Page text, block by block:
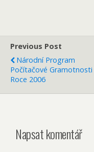
Previous Post
Národní Program
Počítačové Gramotnosti
Roce 2006
Napsat komentář